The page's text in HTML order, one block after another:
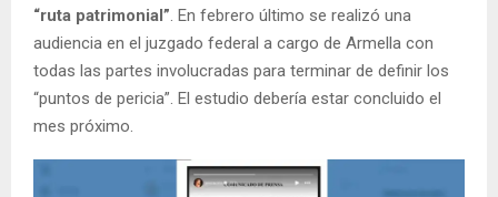
“ruta patrimonial”. En febrero último se realizó una
audiencia en el juzgado federal a cargo de Armella con
todas las partes involucradas para terminar de definir los
“puntos de pericia”. El estudio debería estar concluido el
mes próximo.